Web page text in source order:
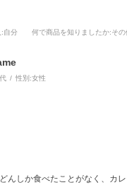
:自分 何で商品を知りましたか:その
性別:女性
んしか食べたことがなく、カ